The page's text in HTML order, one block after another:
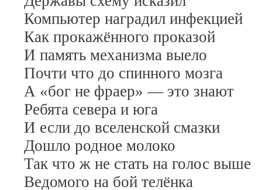
Компьютер наградил инфекцией
Как прокажённого проказой
И память механизма выело
Почти что до спинного мозга
А «бог не фраер» — это знают
Ребята севера и юга
И если до вселенской смазки
Дошло родное молоко
Так что ж не стать на голос выше
Ведомого на бой телёнка